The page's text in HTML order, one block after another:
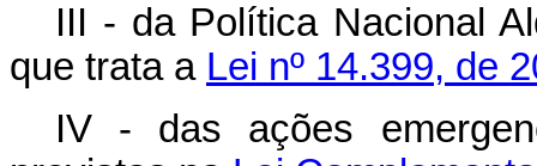
III - da Política Nacional
que trata a Lei nº 14.399, de
IV - das ações